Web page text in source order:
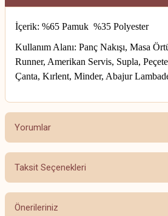
İçerik: %65 Pamuk %35 Polyester
Kullanım Alanı: Panç Nakışı, Masa
Runner, Amerikan Servis, Supla,
Çanta, Kırlent, Minder, Abajur
Yorumlar
Taksit Seçenekleri
Önerileriniz